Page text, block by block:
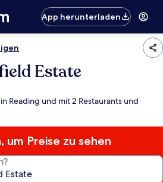
App herunterladen
Estate
Reading und mit 2 Restaurants und
Preise zu sehen